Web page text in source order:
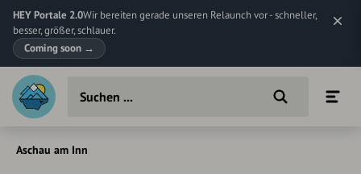
HEY Portale 2.0Wir bereiten gerade unseren Relaunch vor - schneller,
besser, größer, schlauer.
Coming soon →
Aschau am Inn